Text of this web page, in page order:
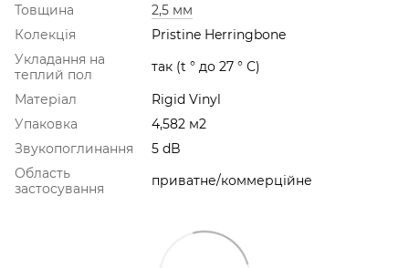
Товщина
2,5 мм
Колекція
Pristine Herringbone
Укладання на
теплий пол
так (t ° до 27 ° С)
Матеріал
Rigid Vinyl
Упаковка
4,582 м2
Звукопоглинання
5 dB
Область
застосування
приватне/коммерційне